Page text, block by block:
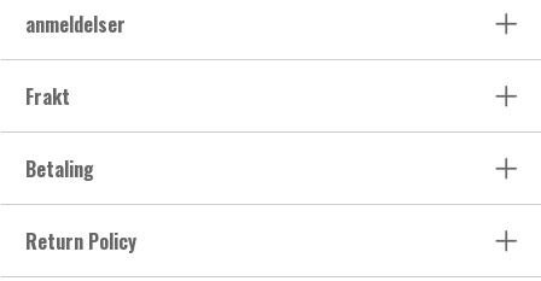
anmeldelser
Frakt
Betaling
Return Policy